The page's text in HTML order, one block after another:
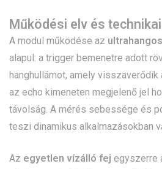
Működési elv és
A modul működése az
alapul: a trigger bemenetre adott
hanghullámot, amely visszaverődik
az echo kimeneten megjelenő jel
távolság. A mérés sebessége és
teszi dinamikus alkalmazásokban
Az egyetlen vízálló fej egyszerre